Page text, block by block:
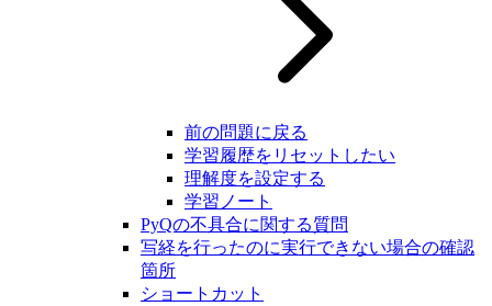
前の問題に戻る
学習履歴をリセットしたい
理解度を設定する
学習ノート
PyQの不具合に関する質問
写経を行ったのに実行できない場合の確認
箇所
ショートカット